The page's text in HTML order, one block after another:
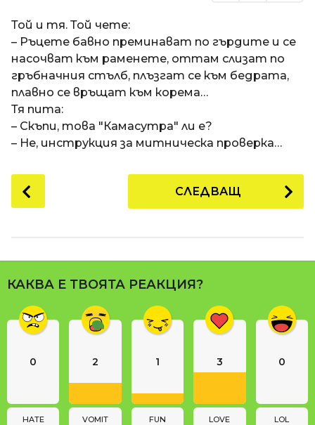
Той и тя. Той чете:
– Ръцете бавно преминават по гърдите и се
насочват към раменете, оттам слизат по
гръбначния стълб, плъзгат се към бедрата,
плавно се връщат към корема…
Тя пита:
– Скъпи, това "Камасутра" ли е?
– Не, инструкция за митническа проверка…
o
P
a
g
n
o
СЛЕДВАЩ
КАКВА Е ТВОЯТА РЕАКЦИЯ?
0
HATE
2
VOMIT
1
FUN
3
LOVE
0
LOL